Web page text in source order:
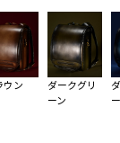
ウン
ダークグリ
ーン
ー